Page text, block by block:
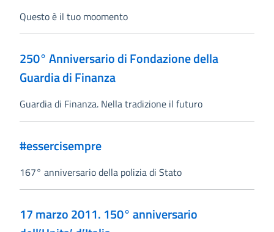
Questo è il tuo moomento
250° Anniversario di Fondazione della
Guardia di Finanza
Guardia di Finanza. Nella tradizione il futuro
#essercisempre
167° anniversario della polizia di Stato
17 marzo 2011. 150° anniversario